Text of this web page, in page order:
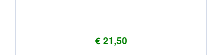
€ 21,50